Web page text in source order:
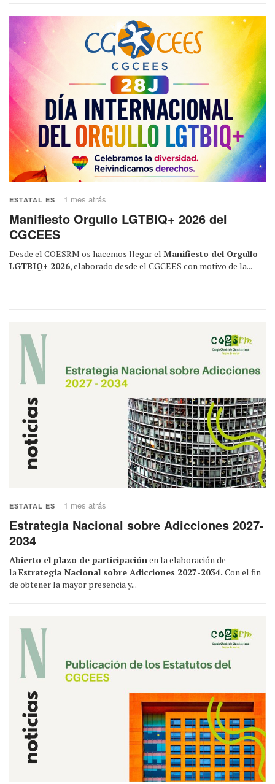
ESTATAL ES 1 mes atrás
Manifiesto Orgullo LGTBIQ+ 2026 del
CGCEES
Desde el COESRM os hacemos llegar el Manifiesto del Orgullo
LGTBIQ+ 2026, elaborado desde el CGCEES con motivo de la...
ESTATAL ES 1 mes atrás
Estrategia Nacional sobre Adicciones 2027-
2034
Abierto el plazo de participaciónen la elaboración de
laEstrategia Nacional sobre Adicciones 2027-2034. Con el fin
de obtener la mayor presencia y...